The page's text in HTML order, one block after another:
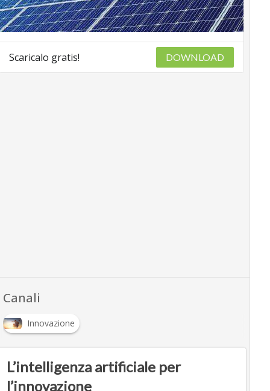
Scaricalo gratis! DOWNLOAD
Canali
Innovazione
L’intelligenza artificiale per
l’innovazione